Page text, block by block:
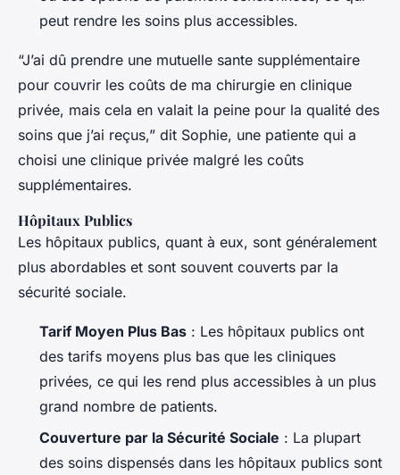
peut rendre les soins plus accessibles.
“J’ai dû prendre une mutuelle sante supplémentaire
pour couvrir les coûts de ma chirurgie en clinique
privée, mais cela en valait la peine pour la qualité des
soins que j’ai reçus,” dit Sophie, une patiente qui a
choisi une clinique privée malgré les coûts
supplémentaires.
Hôpitaux Publics
Les hôpitaux publics, quant à eux, sont généralement
plus abordables et sont souvent couverts par la
sécurité sociale.
Tarif Moyen Plus Bas : Les hôpitaux publics ont
des tarifs moyens plus bas que les cliniques
privées, ce qui les rend plus accessibles à un plus
grand nombre de patients.
Couverture par la Sécurité Sociale : La plupart
des soins dispensés dans les hôpitaux publics sont